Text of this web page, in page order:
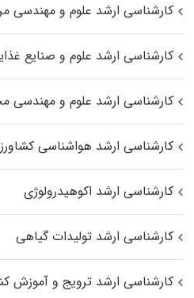
کارشناسی ارشد علوم و مهندسی
کارشناسی ارشد علوم و صنایع
کارشناسی ارشد علوم و
کارشناسی ارشد هواشناسی
کارشناسی ارشد اکوهیدرولوژی
کارشناسی ارشد تولیدات گیاهی
کارشناسی ارشد ترویج و آموزش